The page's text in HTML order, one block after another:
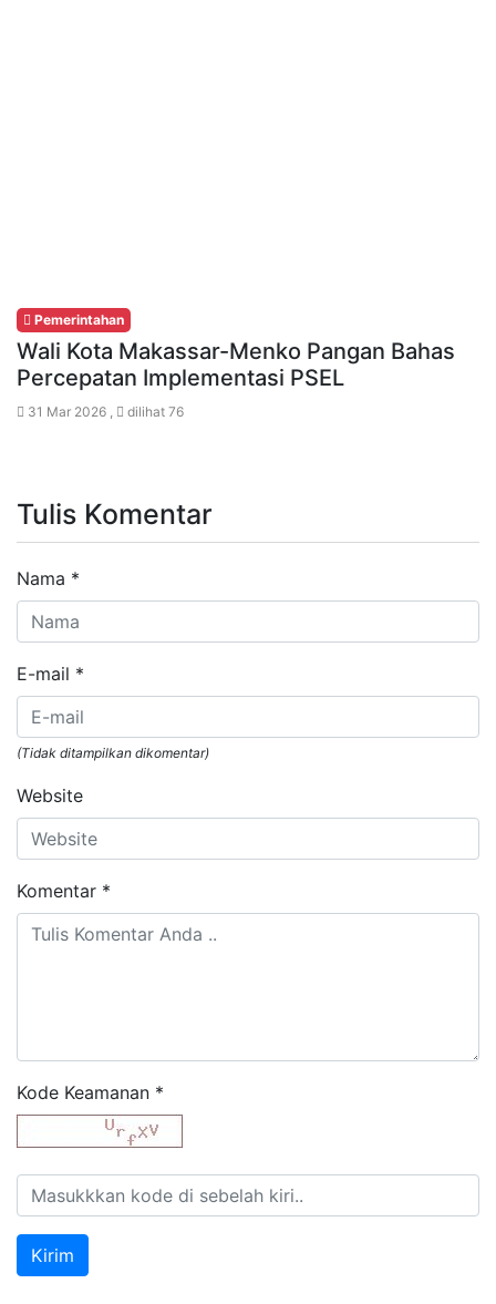
Pemerintahan
Wali Kota Makassar-Menko Pangan Bahas
Percepatan Implementasi PSEL
31 Mar 2026 , dilihat 76
Tulis Komentar
Nama *
E-mail *
(Tidak ditampilkan dikomentar)
Website
Komentar *
Kode Keamanan *